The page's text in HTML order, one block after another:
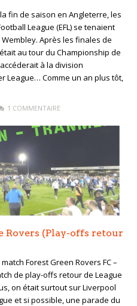
fin de saison en Angleterre, les
League (EFL) se tenaient
Après les finales de
au tour du Championship de
à la division
League… Comme un an plus tôt,
1 COMMENTAIRE
Rovers (Play-offs retour
Forest Green Rovers FC –
de play-offs retour de League
on était surtout sur Liverpool
et si possible, une parade du